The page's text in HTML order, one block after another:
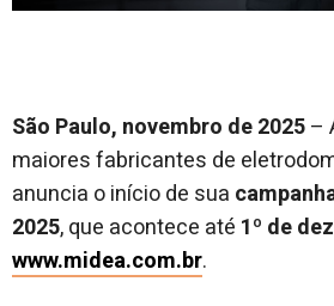
São Paulo, novembro de 2025–
maiores fabricantes de
anuncia o início de sua
2025, que acontece até 1º de
www.midea.com.br.